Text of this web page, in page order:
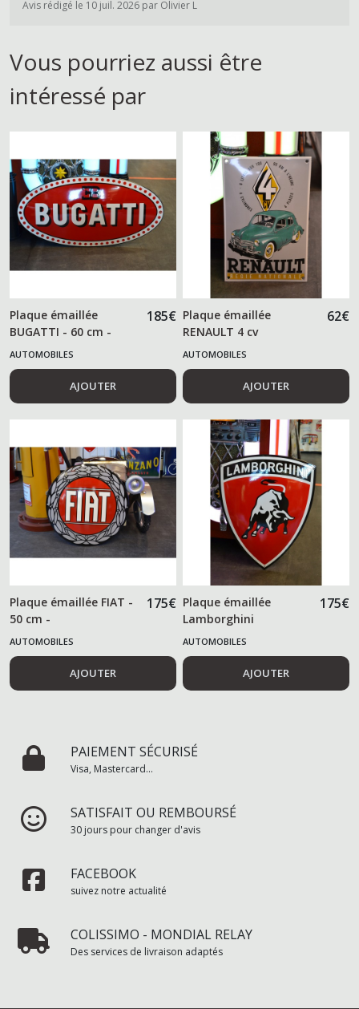
Avis rédigé le 10 juil. 2026 par Olivier L
Vous pourriez aussi être
intéressé par
Plaque émaillée
BUGATTI - 60 cm -
185€
AUTOMOBILES
AJOUTER
Plaque émaillée
RENAULT 4 cv
62€
AUTOMOBILES
AJOUTER
Plaque émaillée FIAT -
50 cm -
175€
AUTOMOBILES
AJOUTER
Plaque émaillée
Lamborghini
175€
AUTOMOBILES
AJOUTER
PAIEMENT SÉCURISÉ
Visa, Mastercard...
SATISFAIT OU REMBOURSÉ
30 jours pour changer d'avis
FACEBOOK
suivez notre actualité
COLISSIMO - MONDIAL RELAY
Des services de livraison adaptés